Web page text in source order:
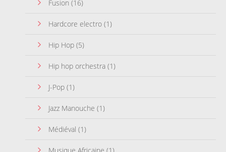
Fusion (16)
Hardcore electro (1)
Hip Hop (5)
Hip hop orchestra (1)
J-Pop (1)
Jazz Manouche (1)
Médiéval (1)